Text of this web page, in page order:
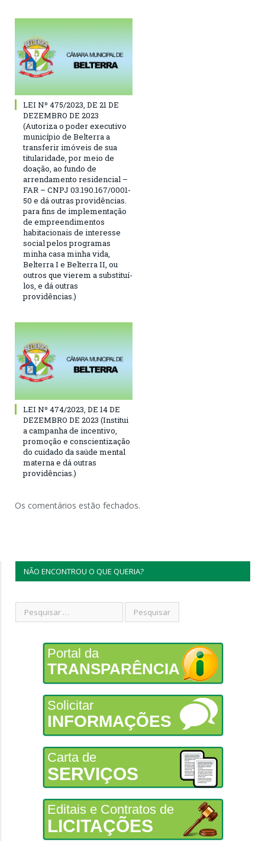
LEI Nº 475/2023, DE 21 DE
DEZEMBRO DE 2023
(Autoriza o poder executivo
município de Belterra a
transferir imóveis de sua
titularidade, por meio de
doação, ao fundo de
arrendamento residencial –
FAR – CNPJ 03.190.167/0001-
50 e dá outras providências.
para fins de implementação
de empreendimentos
habitacionais de interesse
social pelos programas
minha casa minha vida,
Belterra I e Belterra II, ou
outros que vierem a substituí-
los, e dá outras
providências.)
LEI Nº 474/2023, DE 14 DE
DEZEMBRO DE 2023 (Institui
a campanha de incentivo,
promoção e conscientização
do cuidado da saúde mental
materna e dá outras
providências.)
Os comentários estão fechados.
NÃO ENCONTROU O QUE QUERIA?
Portal da
TRANSPARÊNCIA
Solicitar
INFORMAÇÕES
Carta de
SERVIÇOS
Editais e Contratos de
LICITAÇÕES